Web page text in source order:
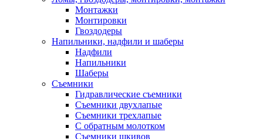
Монтажки
Монтировки
Гвоздодеры
Напильники, надфили и шаберы
Надфили
Напильники
Шаберы
Съемники
Гидравлические съемники
Съемники двухлапые
Съемники трехлапые
С обратным молотком
Съемники шкивов